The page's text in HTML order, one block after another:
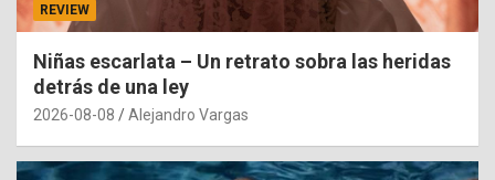
REVIEW
Niñas escarlata – Un retrato sobra las heridas
detrás de una ley
2026-08-08 Alejandro Vargas